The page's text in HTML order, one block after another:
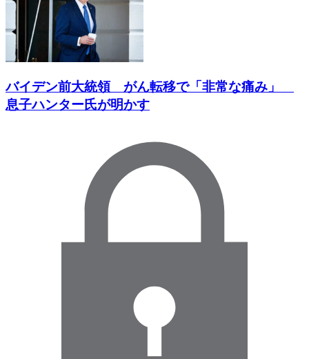
バイデン前大統領 がん転移で「非常な痛み」
息子ハンター氏が明かす